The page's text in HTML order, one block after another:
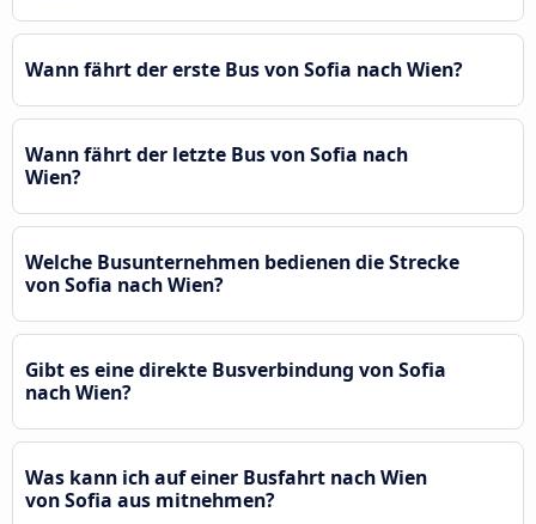
Wann fährt der erste Bus von Sofia nach Wien?
Wann fährt der letzte Bus von Sofia nach
Wien?
Welche Busunternehmen bedienen die Strecke
von Sofia nach Wien?
Gibt es eine direkte Busverbindung von Sofia
nach Wien?
Was kann ich auf einer Busfahrt nach Wien
von Sofia aus mitnehmen?